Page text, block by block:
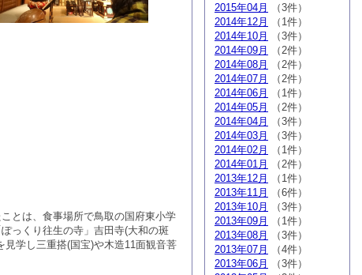
とは、食事場所で鳥取の国府東小学
っくり往生の寺」吉田寺(大和の斑
学し三重搭(国宝)や木造11面観音菩
2015年04月
（3件）
2014年12月
（1件）
2014年10月
（3件）
2014年09月
（2件）
2014年08月
（2件）
2014年07月
（2件）
2014年06月
（1件）
2014年05月
（2件）
2014年04月
（3件）
2014年03月
（3件）
2014年02月
（1件）
2014年01月
（2件）
2013年12月
（1件）
2013年11月
（6件）
2013年10月
（3件）
2013年09月
（1件）
2013年08月
（3件）
2013年07月
（4件）
2013年06月
（3件）